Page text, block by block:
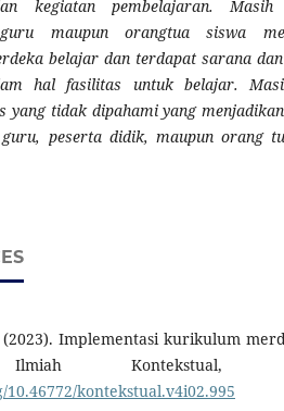
kegiatan pembelajaran.
maupun orangtua siswa
belajar dan terdapat sarana
hal fasilitas untuk belajar.
yang tidak dipahami yang
guru, peserta didik, maupun orang
Implementasi kurikulum
Kontekstual,
kontekstual.v4i02.995